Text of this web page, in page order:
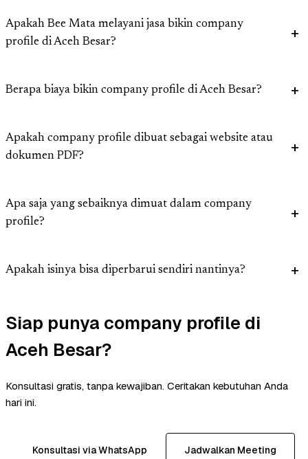
Apakah Bee Mata melayani jasa bikin company
profile di Aceh Besar?
Berapa biaya bikin company profile di Aceh Besar?
Apakah company profile dibuat sebagai website atau
dokumen PDF?
Apa saja yang sebaiknya dimuat dalam company
profile?
Apakah isinya bisa diperbarui sendiri nantinya?
Siap punya company profile di
Aceh Besar?
Konsultasi gratis, tanpa kewajiban. Ceritakan kebutuhan Anda
hari ini.
Konsultasi via WhatsApp Jadwalkan Meeting